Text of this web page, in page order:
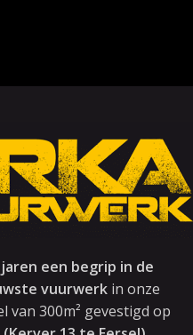
een begrip in de
vuurwerk in onze
300m² gevestigd op